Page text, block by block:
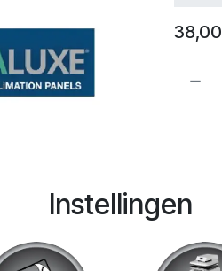
38,00
Instellingen